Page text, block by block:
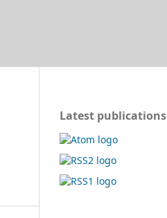
Latest publications